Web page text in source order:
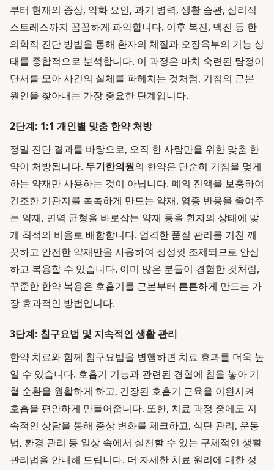
부터 현재의 증상, 악화 요인, 과거 병력, 생활 습관, 심리적
스트레스까지 꼼꼼하게 파악합니다. 이후 복진, 맥진 등 한
의학적 진단 방법을 통해 환자의 체질과 오장육부의 기능 상
태를 종합적으로 분석합니다. 이 과정은 마치 숙련된 탐정이
단서를 모아 사건의 실체를 파헤치는 것처럼, 기침의 근본
원인을 찾아내는 가장 중요한 단계입니다.
2단계: 1:1 개인별 맞춤 한약 처방
정밀 진단 결과를 바탕으로, 오직 한 사람만을 위한 맞춤 한
약이 처방됩니다. 두기한의원의 한약은 단순히 기침을 멎게
하는 약재만 사용하는 것이 아닙니다. 폐의 진액을 보충하여
건조한 기관지를 촉촉하게 만드는 약재, 염증 반응을 줄여주
는 약재, 면역 균형을 바로잡는 약재 등을 환자의 상태에 맞
게 최적의 비율로 배합합니다. 엄격한 품질 관리를 거친 깨
끗하고 안전한 약재만을 사용하여 정성껏 조제되므로 안심
하고 복용할 수 있습니다. 이미 많은 분들이 경험한 것처럼,
꾸준한 한약 복용은 호흡기를 근본부터 튼튼하게 만드는 가
장 효과적인 방법입니다.
3단계: 침구요법 및 지속적인 생활 관리
한약 치료와 함께 침구요법을 병행하면 치료 효과를 더욱 높
일 수 있습니다. 호흡기 기능과 관련된 경혈에 침을 놓아 기
혈 순환을 원활하게 하고, 긴장된 호흡기 근육을 이완시켜
호흡을 편안하게 만들어줍니다. 또한, 치료 과정 중에도 지
속적인 상담을 통해 증상 변화를 체크하고, 식단 관리, 운동
법, 환경 관리 등 일상 속에서 실천할 수 있는 구체적인 생활
관리법을 안내해 드립니다. 더 자세한 치료 원리에 대한 정